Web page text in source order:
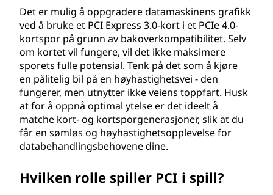
Det er mulig å oppgradere datamaskinens grafikk
ved å bruke et PCI Express 3.0-kort i et PCIe 4.0-
kortspor på grunn av bakoverkompatibilitet. Selv
om kortet vil fungere, vil det ikke maksimere
sporets fulle potensial. Tenk på det som å kjøre
en pålitelig bil på en høyhastighetsvei - den
fungerer, men utnytter ikke veiens toppfart. Husk
at for å oppnå optimal ytelse er det ideelt å
matche kort- og kortsporgenerasjoner, slik at du
får en sømløs og høyhastighetsopplevelse for
databehandlingsbehovene dine.
Hvilken rolle spiller PCI i spill?